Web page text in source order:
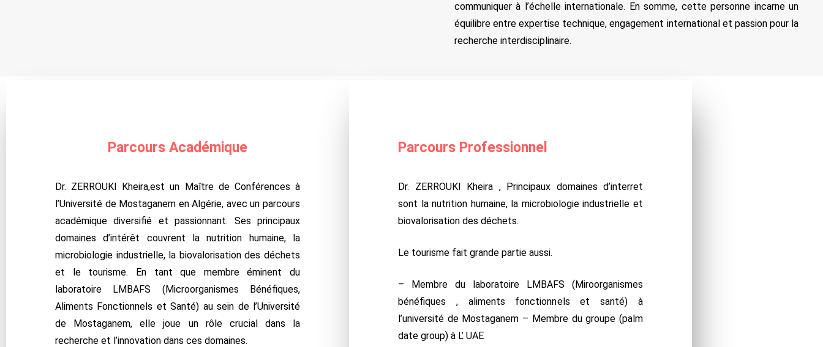
communiquer à l’échelle internationale. En somme, cette personne incarne un
équilibre entre expertise technique, engagement international et passion pour la
recherche interdisciplinaire.
Parcours Académique
Dr. ZERROUKI Kheira,est un Maître de Conférences à
l’Université de Mostaganem en Algérie, avec un parcours
académique diversifié et passionnant. Ses principaux
domaines d’intérêt couvrent la nutrition humaine, la
microbiologie industrielle, la biovalorisation des déchets
et le tourisme. En tant que membre éminent du
laboratoire LMBAFS (Microorganismes Bénéfiques,
Aliments Fonctionnels et Santé) au sein de l’Université
de Mostaganem, elle joue un rôle crucial dans la
recherche et l’innovation dans ces domaines.
Parcours Professionnel
Dr. ZERROUKI Kheira , Principaux domaines d’interret
sont la nutrition humaine, la microbiologie industrielle et
biovalorisation des déchets.
Le tourisme fait grande partie aussi.
– Membre du laboratoire LMBAFS (Miroorganismes
bénéfiques , aliments fonctionnels et santé) à
l’université de Mostaganem – Membre du groupe (palm
date group) à L’ UAE